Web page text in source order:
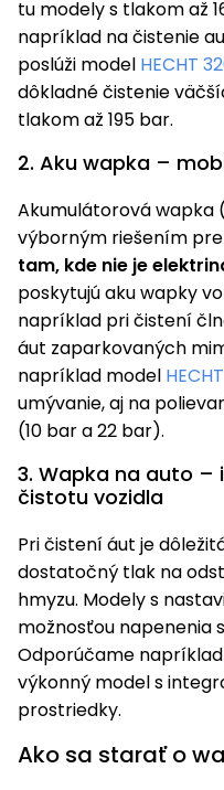
tu modely s tlakom až
napríklad na čistenie
poslúži model HECHT
dôkladné čistenie
tlakom až 195 bar.
2. Aku wapka –
Akumulátorová wapka
výborným riešením
tam, kde nie je
poskytujú aku wapky
napríklad pri čistení
áut zaparkovaných
napríklad model
umývanie, aj na
(10 bar a 22 bar).
3. Wapka na auto –
čistotu vozidla
Pri čistení áut je
dostatočný tlak na
hmyzu. Modely s
možnosťou napenenia
Odporúčame napríklad
výkonný model s
prostriedky.
Ako sa starať o